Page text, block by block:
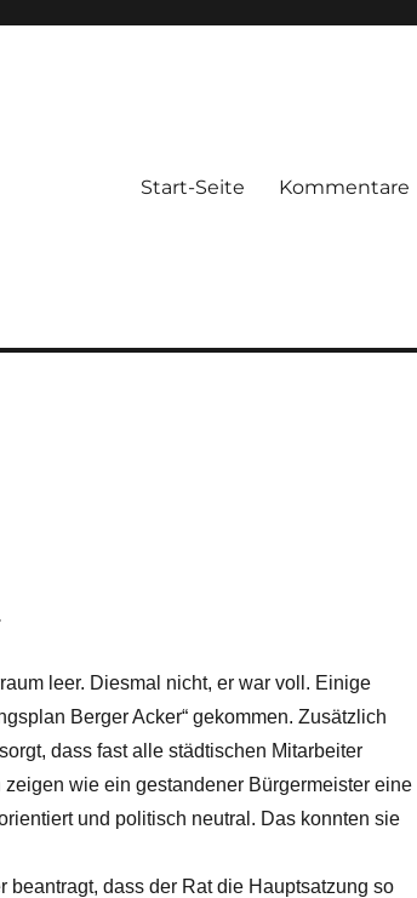
Start-Seite Kommentare
leer. Diesmal nicht, er war voll. Einige
Berger Acker“ gekommen. Zusätzlich
dass fast alle städtischen Mitarbeiter
wie ein gestandener Bürgermeister eine
und politisch neutral. Das konnten sie
beantragt, dass der Rat die Hauptsatzung so